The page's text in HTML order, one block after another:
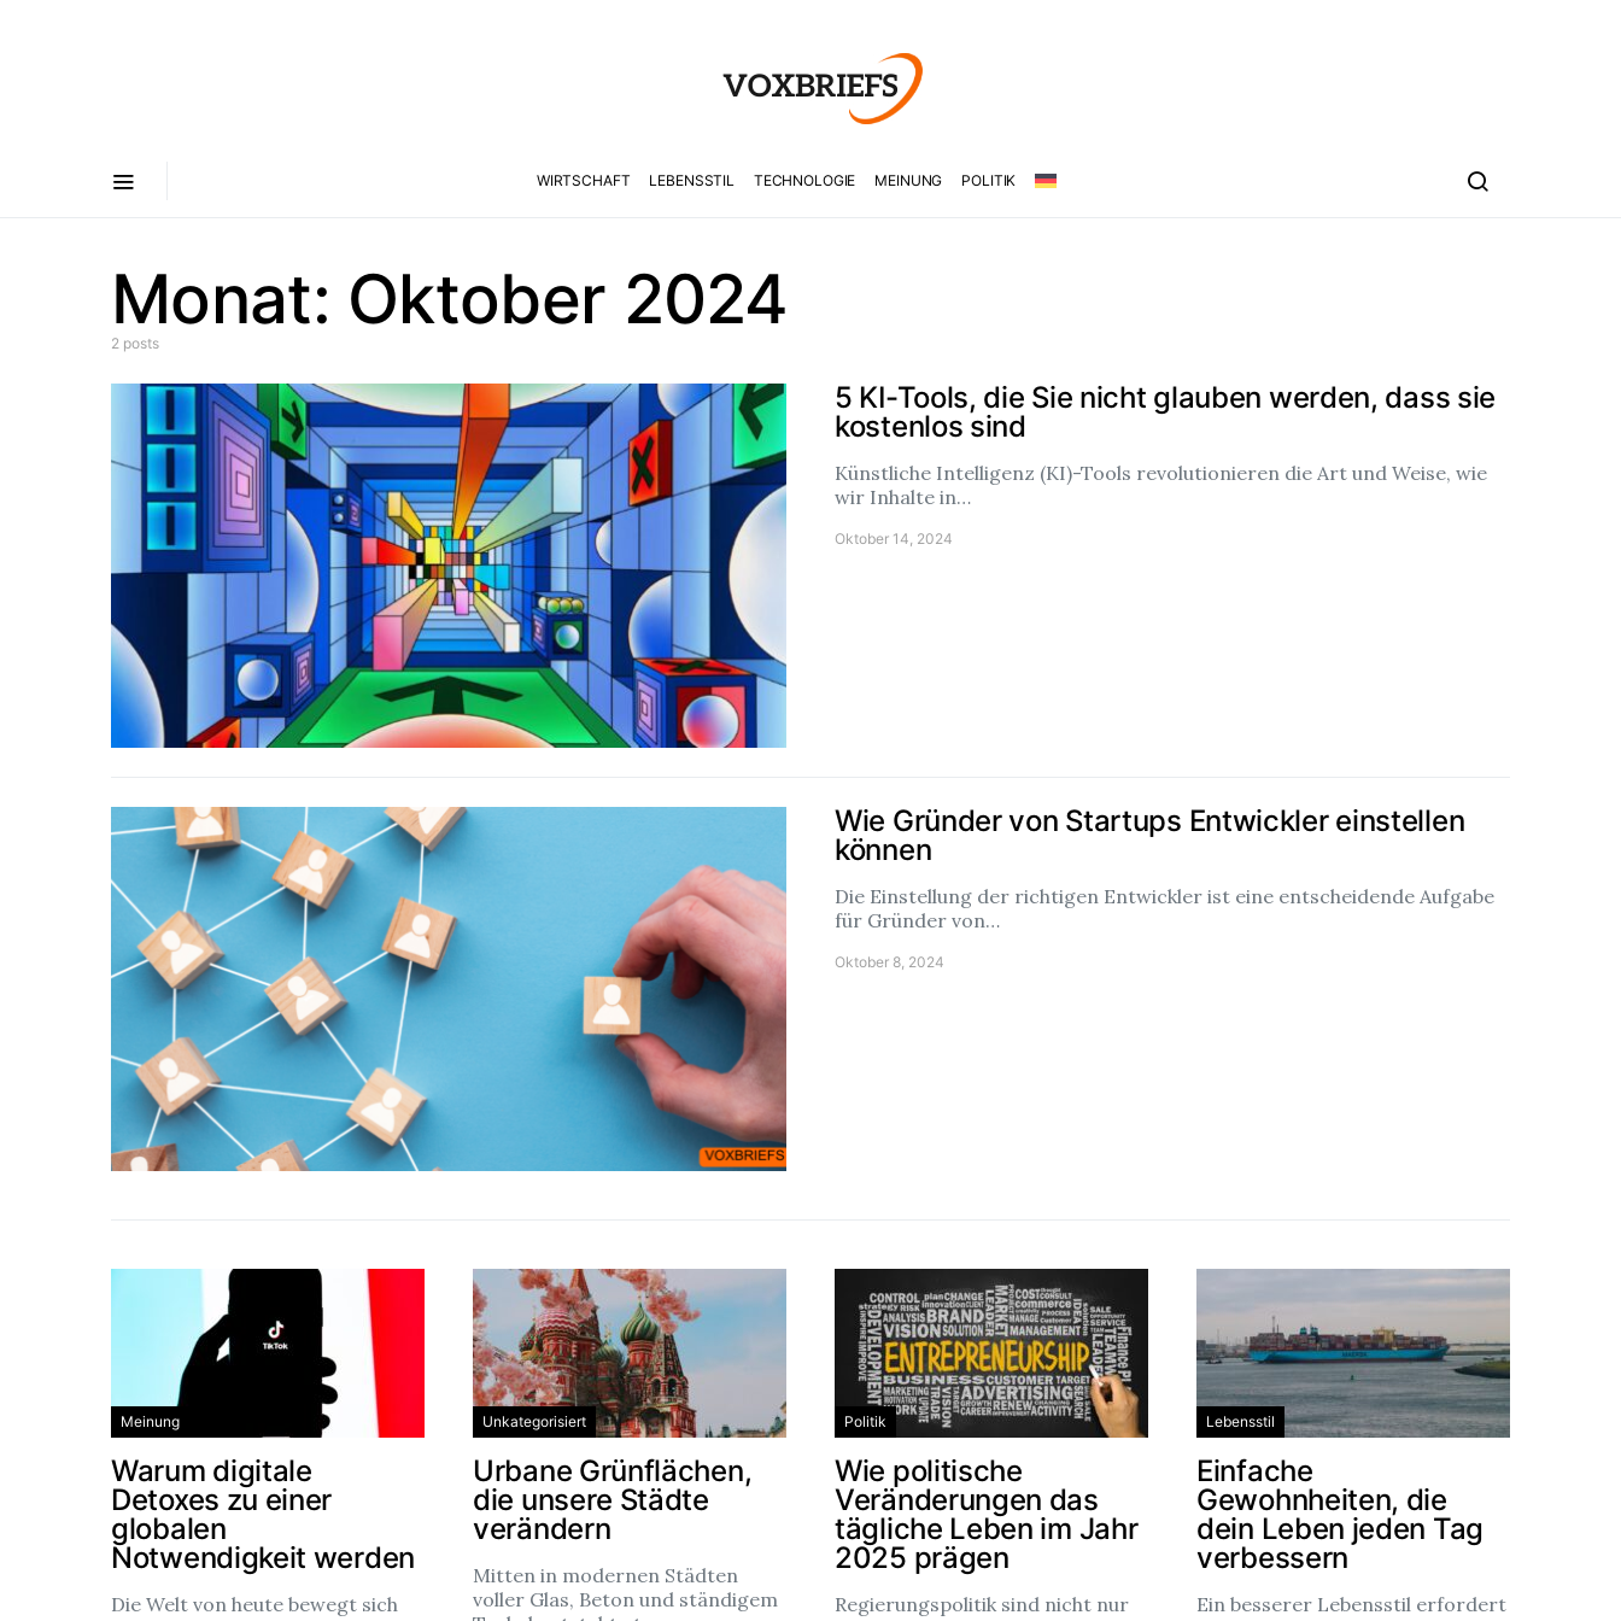
WIRTSCHAFT LEBENSSTIL TECHNOLOGIE MEINUNG POLITIK
Monat: Oktober 2024
2 posts
5 KI-Tools, die Sie nicht glauben werden, dass sie
kostenlos sind
Künstliche Intelligenz (KI)-Tools revolutionieren die Art und Weise, wie
wir Inhalte in…
Oktober 14, 2024
Wie Gründer von Startups Entwickler einstellen
können
Die Einstellung der richtigen Entwickler ist eine entscheidende Aufgabe
für Gründer von…
Oktober 8, 2024
Meinung
Warum digitale
Detoxes zu einer
globalen
Notwendigkeit werden
Die Welt von heute bewegt sich
Unkategorisiert
Urbane Grünflächen,
die unsere Städte
verändern
Mitten in modernen Städten
voller Glas, Beton und ständigem
Politik
Wie politische
Veränderungen das
tägliche Leben im Jahr
2025 prägen
Regierungspolitik sind nicht nur
Lebensstil
Einfache
Gewohnheiten, die
dein Leben jeden Tag
verbessern
Ein besserer Lebensstil erfordert